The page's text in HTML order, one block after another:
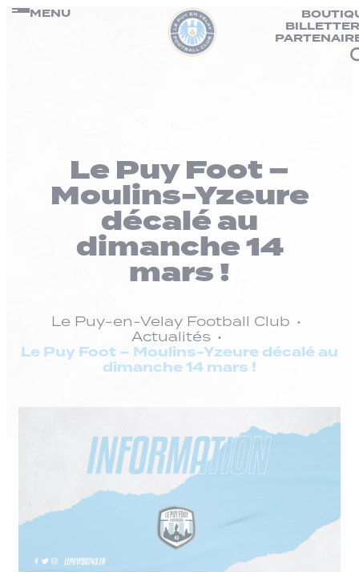
Passer
MENU
Le Puy Foot –
Moulins-Yzeure
décalé au
dimanche 14
mars !
Le Puy-en-Velay Football Club
Actualités
Le Puy Foot – Moulins-Yzeure décalé au
dimanche 14 mars !
Panneau de gestion des cookies